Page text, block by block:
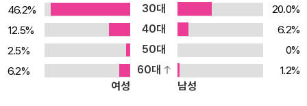
도 알차다. 25년 경력의 산부인과 전문의가 직접 쓴 실질적인 정보가
가득 이 책은 25년 산부인과 전문의와 15년 소아과 전문의의 경험이
그대로 담겨 있는 것이 특징이다. 말 그대로 ‘똑똑하고 건강한’ 첫 임
신 출산 육아의 완결편이다. 과거와 달리 요즘 임산부들은 임산부 교
실이나 요가, 수영 등을 부지런히 다니며 좋다고 소문난 태교도 열심
46.2%
30대
20.0%
12.5%
40대
6.2%
2.5%
50대
0%
6.2%
60대
1.2%
여성
남성